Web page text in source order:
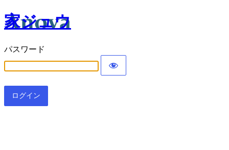
家ジュウ
パスワード